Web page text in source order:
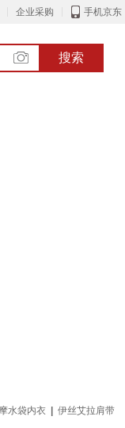
企业采购 手机京东
搜索
水袋内衣
伊丝艾拉肩带